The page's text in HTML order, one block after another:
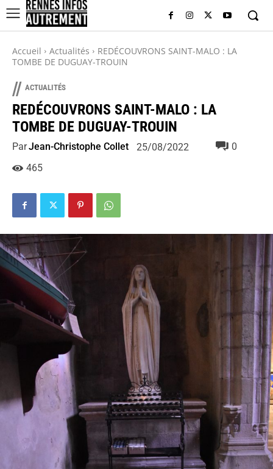
Accueil Actualités
REDÉCOUVRONS SAINT-MALO : LA
TOMBE DE DUGUAY-TROUIN
// ACTUALITÉS
REDÉCOUVRONS SAINT-MALO : LA
TOMBE DE DUGUAY-TROUIN
ParJean-Christophe Collet 25/08/2022
0
465